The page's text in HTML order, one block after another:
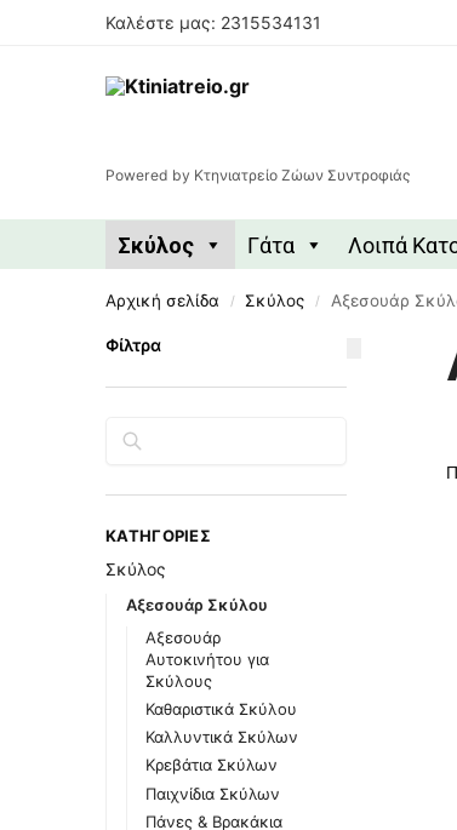
Καλέστε μας: 2315534131
Powered by Κτηνιατρείο Ζώων Συντροφιάς
Σκύλος Γάτα Λοιπά
Αρχική σελίδα / Σκύλος / Αξεσουάρ
Φίλτρα
ΚΑΤΗΓΟΡΊΕΣ
Σκύλος
Αξεσουάρ Σκύλου
Αξεσουάρ
Αυτοκινήτου για
Σκύλους
Καθαριστικά Σκύλου
Καλλυντικά Σκύλων
Κρεβάτια Σκύλων
Παιχνίδια Σκύλων
Πάνες & Βρακάκια